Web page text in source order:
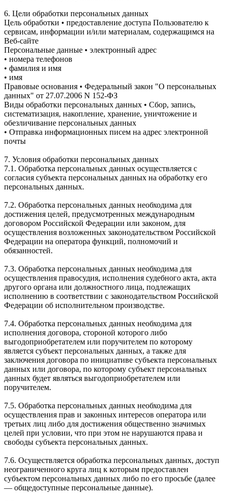
6. Цели обработки персональных данных
Цель обработки • предоставление доступа Пользователю к
сервисам, информации и/или материалам, содержащимся на
Веб-сайте
Персональные данные • электронный адрес
• номера телефонов
• фамилия и имя
• имя
Правовые основания • Федеральный закон "О персональных
данных" от 27.07.2006 N 152-ФЗ
Виды обработки персональных данных • Сбор, запись,
систематизация, накопление, хранение, уничтожение и
обезличивание персональных данных
• Отправка информационных писем на адрес электронной
почты
7. Условия обработки персональных данных
7.1. Обработка персональных данных осуществляется с
согласия субъекта персональных данных на обработку его
персональных данных.
7.2. Обработка персональных данных необходима для
достижения целей, предусмотренных международным
договором Российской Федерации или законом, для
осуществления возложенных законодательством Российской
Федерации на оператора функций, полномочий и
обязанностей.
7.3. Обработка персональных данных необходима для
осуществления правосудия, исполнения судебного акта, акта
другого органа или должностного лица, подлежащих
исполнению в соответствии с законодательством Российской
Федерации об исполнительном производстве.
7.4. Обработка персональных данных необходима для
исполнения договора, стороной которого либо
выгодоприобретателем или поручителем по которому
является субъект персональных данных, а также для
заключения договора по инициативе субъекта персональных
данных или договора, по которому субъект персональных
данных будет являться выгодоприобретателем или
поручителем.
7.5. Обработка персональных данных необходима для
осуществления прав и законных интересов оператора или
третьих лиц либо для достижения общественно значимых
целей при условии, что при этом не нарушаются права и
свободы субъекта персональных данных.
7.6. Осуществляется обработка персональных данных, доступ
неограниченного круга лиц к которым предоставлен
субъектом персональных данных либо по его просьбе (далее
— общедоступные персональные данные).